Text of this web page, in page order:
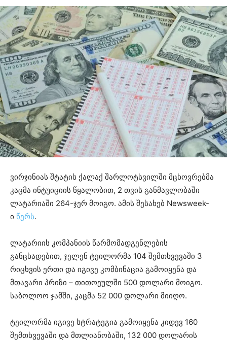
ვირჯინიას შტატის ქალაქ შარლოტსვილში მცხოვრებმა
კაცმა ინტუიციის წყალობით, 2 თვის განმავლობაში
ლატარიაში 264-ჯერ მოიგო. ამის შესახებ Newsweek-
ი წერს.
ლატარიის კომპანიის წარმომადგენლების
განცხადებით, ჯელენ ტეილორმა 104 შემთხვევაში 3
რიცხვის ერთი და იგივე კომბინაცია გამოიყენა და
მთავარი პრიზი – თითოეულში 500 დოლარი მოიგო.
საბოლოო ჯამში, კაცმა 52 000 დოლარი მიიღო.
ტეილორმა იგივე სტრატეგია გამოიყენა კიდევ 160
შემთხვევაში და მთლიანობაში, 132 000 დოლარის